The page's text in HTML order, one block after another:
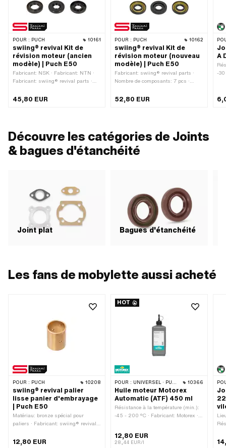
POUR : PUCH 10161
swiing® revival Kit de
révision moteur (ancien
modèle) | Puch E50
Fabricant: NSK · Fabricant: NTN ·
Fabricant: swiing® revival parts ·
Champ d'application: Standard
45,80 EUR
POUR : PUCH 10162
swiing® revival Kit de
révision moteur (nouveau
modèle) | Puch E50
Fabricant: swiing® revival parts ·
Nombre de composants: 7 pcs ·
52,80 EUR
A
-30
Découvre les catégories de Joints
& bagues d'étanchéité
Joint plat Bagues d'étanchéité
Les fans de mobylette aussi acheté
POUR : PUCH 10208
swiing® revival palier
lisse panier d'embrayage
| Puch E50
Matériau: bronze spécial pour
paliers · Fabricant: swiing® revival
15 mm · Ø intérieur: 15 mm · Ø
12,80 EUR
HOT
POUR : UNIVERSEL · PUCH · SACHS · TOMOS · BYE BIKE 10366
Huile moteur Motorex
Automatic (ATF) 450 ml
Résistance à la température (min.):
-45 - 200 °C · Fabricant: Motorex ·
d'application: Lubrification de la
12,80 EUR
28,44 EUR/l